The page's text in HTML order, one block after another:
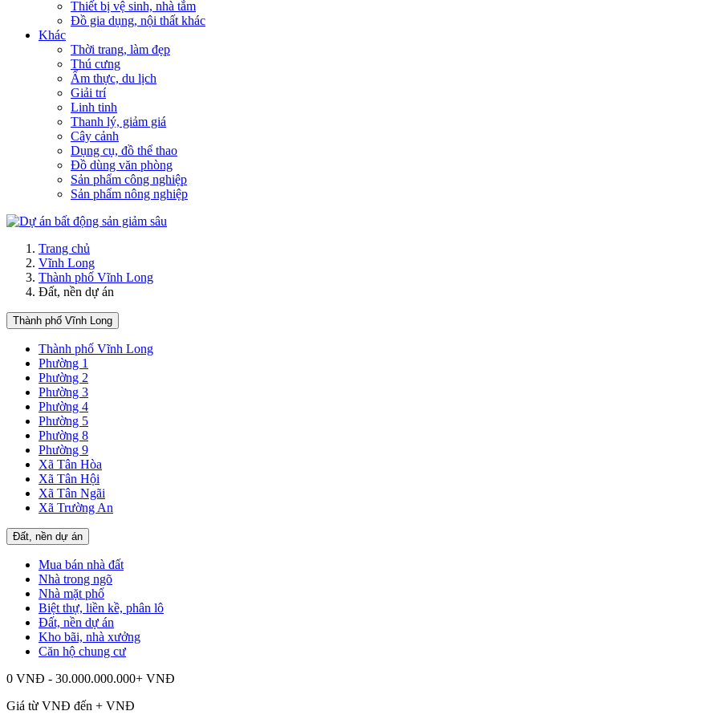
Thiết bị vệ sinh, nhà tắm
Đồ gia dụng, nội thất khác
Khác
Thời trang, làm đẹp
Thú cưng
Ẩm thực, du lịch
Giải trí
Linh tinh
Thanh lý, giảm giá
Cây cảnh
Dụng cụ, đồ thể thao
Đồ dùng văn phòng
Sản phẩm công nghiệp
Sản phẩm nông nghiệp
Trang chủ
Vĩnh Long
Thành phố Vĩnh Long
Đất, nền dự án
Thành phố Vĩnh Long
Thành phố Vĩnh Long
Phường 1
Phường 2
Phường 3
Phường 4
Phường 5
Phường 8
Phường 9
Xã Tân Hòa
Xã Tân Hội
Xã Tân Ngãi
Xã Trường An
Đất, nền dự án
Mua bán nhà đất
Nhà trong ngõ
Nhà mặt phố
Biệt thự, liền kề, phân lô
Đất, nền dự án
Kho bãi, nhà xưởng
Căn hộ chung cư
0 VNĐ - 30.000.000.000+ VNĐ
Giá từ VNĐ đến + VNĐ